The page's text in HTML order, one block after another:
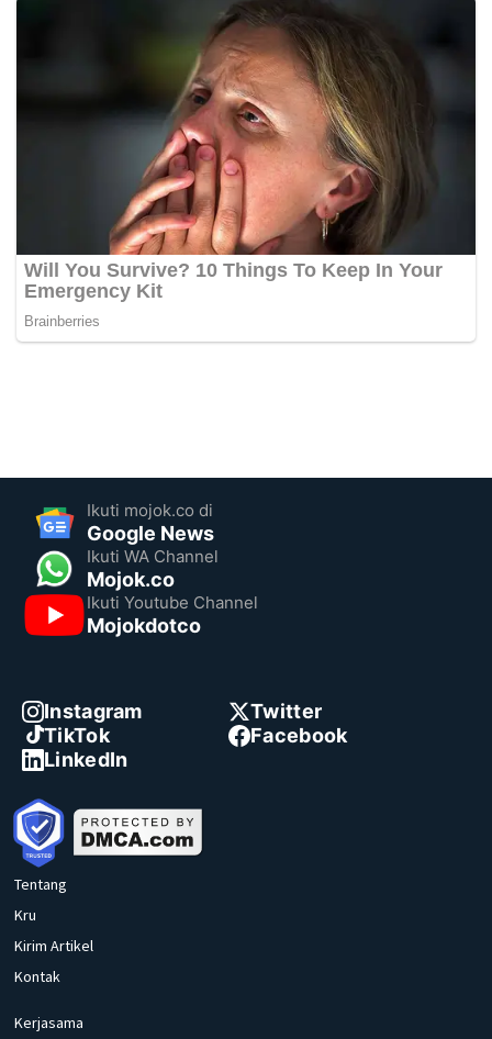
Ikuti mojok.co di
Google News
Ikuti WA Channel
Mojok.co
Ikuti Youtube Channel
Mojokdotco
Instagram
Twitter
TikTok
Facebook
LinkedIn
Tentang
Kru
Kirim Artikel
Kontak
Kerjasama